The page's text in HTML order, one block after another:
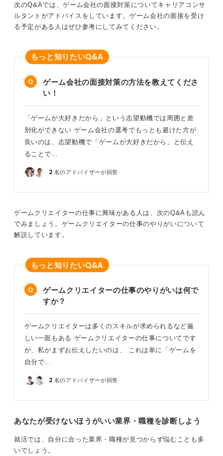
た。文章を書くのもうまく表現力が豊かでした。多方面
にアンテナを張ることが、この業界で成功する秘訣なの
かもしれません。
次のQ&Aでは、ゲーム会社の面接対策についてキャリアコンサ
ルタントがアドバイスをしています。ゲーム会社の面接を受け
る予定がある人はぜひ参考にしてみてください。
もっと知りたいQ&A
ゲーム会社の面接対策の方法を教えてくださ
い！
「ゲームが大好きだから」という志望動機では周囲と差
別化ができない ゲーム会社の選考でもっとも避けた方が
良いのは、志望動機で「ゲームが大好きだから」と伝え
ることで…
2 名のアドバイザーが回答
ゲームクリエイターの仕事に興味がある人は、次のQ&Aも読ん
でみましょう。ゲームクリエイターの仕事のやりがいについて
解説しています。
もっと知りたいQ&A
ゲームクリエイターの仕事のやりがいは何で
すか？
ゲームクリエイターは多くのスキルが求められるなど厳
しい一面もある ゲームクリエイターの仕事についてです
が、私がまずお伝えしたいのは、 これは単に「ゲームを
自分で…
2 名のアドバイザーが回答
あなたが受けないほうがいい業界・職種を診断しよう
就活では、自分に合った業界・職種が見つからず悩むことも多
いでしょう。